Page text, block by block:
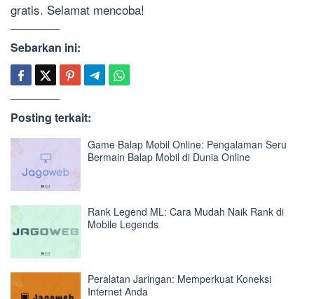
gratis. Selamat mencoba!
Sebarkan ini:
Posting terkait:
Game Balap Mobil Online: Pengalaman Seru
Bermain Balap Mobil di Dunia Online
Rank Legend ML: Cara Mudah Naik Rank di
Mobile Legends
Peralatan Jaringan: Memperkuat Koneksi
Internet Anda